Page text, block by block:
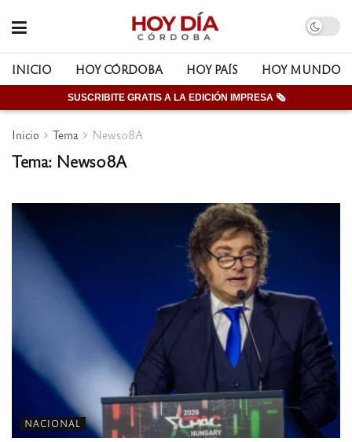
INICIO HOY CÓRDOBA HOY PAÍS HOY MUNDO
SUSCRIBITE GRATIS A LA EDICIÓN IMPRESA 🗞
Inicio Tema News08A
Tema: News08A
NACIONAL